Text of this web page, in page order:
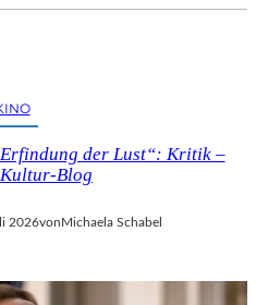
Erfindung der Lust“: Kritik –
Blog
2026vonMichaela Schabel